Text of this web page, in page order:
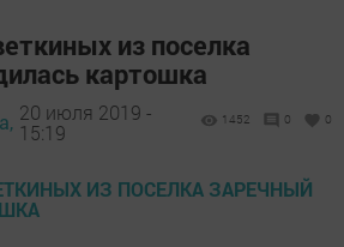
из поселка
картошка
20 июля 2019 -
15:19
1452 0 0